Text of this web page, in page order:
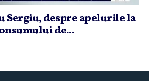
Sergiu, despre apelurile la
de...